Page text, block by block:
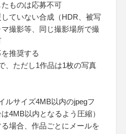
たものは応募不可
ていない合成（HDR、被写
撮影等、同じ撮影場所で撮
推奨する
、ただし1作品は1枚の写真
ルサイズ4MB以内のjpegフ
4MB以内となるよう圧縮）
場合、作品ごとにメールを